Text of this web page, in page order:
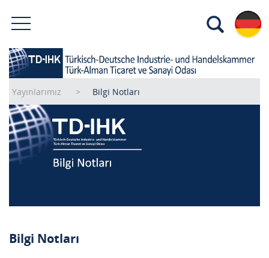
Yayınlarımız Bilgi Notları
Bilgi Notları